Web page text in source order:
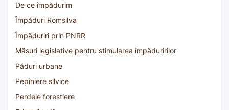
De ce împădurim
Împăduri Romsilva
Împăduriri prin PNRR
Măsuri legislative pentru stimularea împăduririlor
Păduri urbane
Pepiniere silvice
Perdele forestiere